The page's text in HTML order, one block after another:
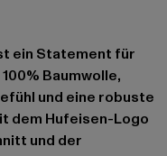
ein Statement für
Baumwolle,
und eine robuste
dem Hufeisen-Logo
und der